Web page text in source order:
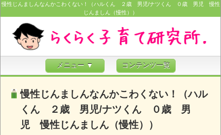
慢性じんましんなんかこわくない！（ハルくん ２歳 男児/ナツくん ０歳 男児 慢性
じんましん（慢性））
メニュー ▼ コンテンツ一覧
慢性じんましんなんかこわくない！（ハル
くん ２歳 男児/ナツくん ０歳 男
児 慢性じんましん（慢性））